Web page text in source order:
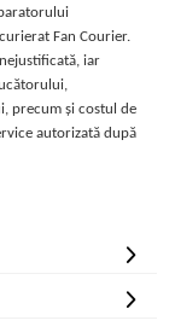
Fan Courier.
iar
precum și costul de
autorizată după